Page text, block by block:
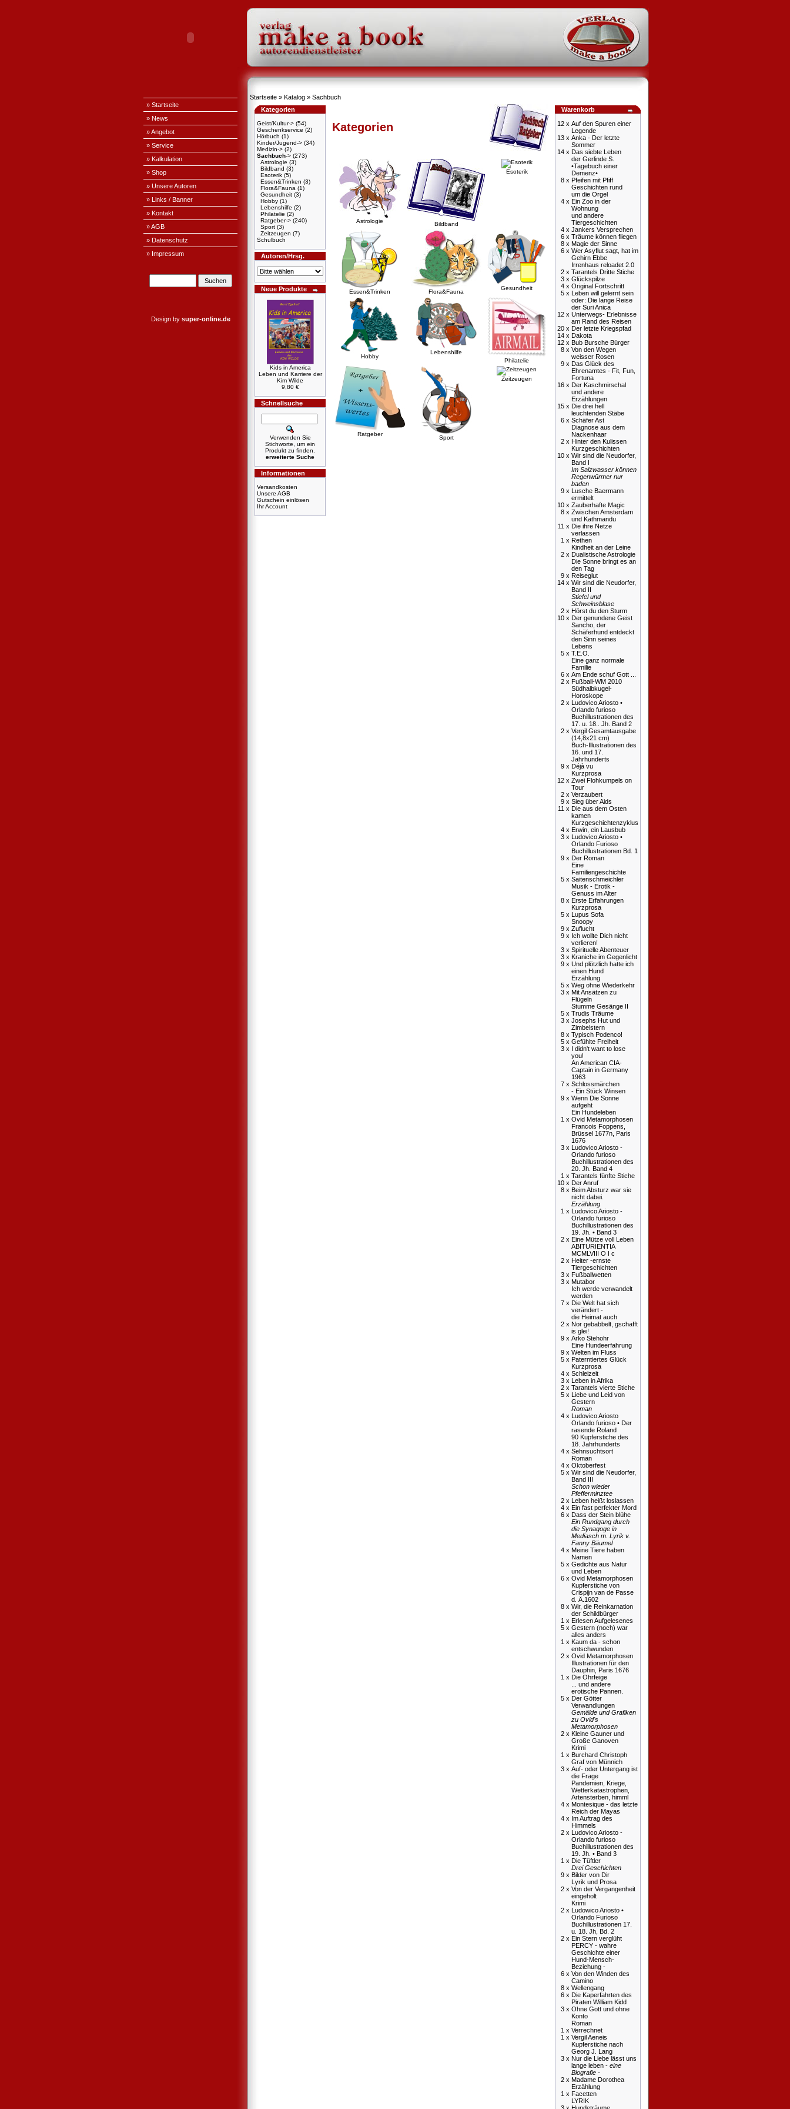
» Startseite
» News
» Angebot
» Service
» Kalkulation
» Shop
» Unsere Autoren
» Links / Banner
» Kontakt
» AGB
» Datenschutz
» Impressum
Design by super-online.de
Startseite » Katalog » Sachbuch
Kategorien
Geist/Kultur-> (54)
Geschenkservice (2)
Hörbuch (1)
Kinder/Jugend-> (34)
Medizin-> (2)
Sachbuch-> (273)
Astrologie (3)
Bildband (3)
Esoterik (5)
Essen&Trinken (3)
Flora&Fauna (1)
Gesundheit (3)
Hobby (1)
Lebenshilfe (2)
Philatelie (2)
Ratgeber-> (240)
Sport (3)
Zeitzeugen (7)
Schulbuch
Autoren/Hrsg.
Neue Produkte
Kids in America
Leben und Karriere der
Kim Wilde
9,80 €
Schnellsuche
Verwenden Sie
Stichworte, um ein
Produkt zu finden.
erweiterte Suche
Informationen
Versandkosten
Unsere AGB
Gutschein einlösen
Ihr Account
Kategorien
Astrologie Bildband
Esoterik
Essen&Trinken Flora&Fauna
Gesundheit
Hobby
Lebenshilfe
Philatelie
Ratgeber
Sport
Zeitzeugen
Warenkorb
12 x Auf den Spuren einer
Legende
13 x Anka - Der letzte
Sommer
14 x Das siebte Leben
der Gerlinde S.
•Tagebuch einer
Demenz•
8 x Pfeifen mit Pfiff
Geschichten rund
um die Orgel
4 x Ein Zoo in der
Wohnung
und andere
Tiergeschichten
4 x Jankers Versprechen
6 x Träume können fliegen
8 x Magie der Sinne
6 x Wer Asyflut sagt, hat im
Gehirn Ebbe
Irrenhaus reloadet 2.0
2 x Tarantels Dritte Stiche
3 x Glückspilze
4 x Original Fortschritt
5 x Leben will gelernt sein
oder: Die lange Reise
der Suri Anica
12 x Unterwegs- Erlebnisse
am Rand des Reisen
20 x Der letzte Kriegspfad
14 x Dakota
12 x Bub Bursche Bürger
8 x Von den Wegen
weisser Rosen
9 x Das Glück des
Ehrenamtes - Fit, Fun,
Fortuna
16 x Der Kaschmirschal
und andere
Erzählungen
15 x Die drei hell
leuchtenden Stäbe
6 x Schäfer Ast
Diagnose aus dem
Nackenhaar
2 x Hinter den Kulissen
Kurzgeschichten
10 x Wir sind die Neudorfer,
Band I
Im Salzwasser können
Regenwürmer nur
baden
9 x Lusche Baermann
ermittelt
10 x Zauberhafte Magic
8 x Zwischen Amsterdam
und Kathmandu
11 x Die ihre Netze
verlassen
1 x Rethen
Kindheit an der Leine
2 x Dualistische Astrologie
Die Sonne bringt es an
den Tag
9 x Reiseglut
14 x Wir sind die Neudorfer,
Band II
Stiefel und
Schweinsblase
2 x Hörst du den Sturm
10 x Der genundene Geist
Sancho, der
Schäferhund entdeckt
den Sinn seines
Lebens
5 x T.E.O.
Eine ganz normale
Familie
6 x Am Ende schuf Gott ...
2 x Fußball-WM 2010
Südhalbkugel-
Horoskope
2 x Ludovico Ariosto •
Orlando furioso
Buchillustrationen des
17. u. 18.. Jh. Band 2
2 x Vergil Gesamtausgabe
(14,8x21 cm)
Buch-Illustrationen des
16. und 17.
Jahrhunderts
9 x Déjà vu
Kurzprosa
12 x Zwei Flohkumpels on
Tour
2 x Verzaubert
9 x Sieg über Aids
11 x Die aus dem Osten
kamen
Kurzgeschichtenzyklus
4 x Erwin, ein Lausbub
3 x Ludovico Ariosto •
Orlando Furioso
Buchillustrationen Bd. 1
9 x Der Roman
Eine
Familiengeschichte
5 x Saitenschmeichler
Musik - Erotik -
Genuss im Alter
8 x Erste Erfahrungen
Kurzprosa
5 x Lupus Sofa
Snoopy
9 x Zuflucht
9 x Ich wollte Dich nicht
verlieren!
3 x Spirituelle Abenteuer
3 x Kraniche im Gegenlicht
9 x Und plötzlich hatte ich
einen Hund
Erzählung
5 x Weg ohne Wiederkehr
3 x Mit Ansätzen zu
Flügeln
Stumme Gesänge II
5 x Trudis Träume
3 x Josephs Hut und
Zimbelstern
8 x Typisch Podenco!
5 x Gefühlte Freiheit
3 x I didn't want to lose
you!
An American CIA-
Captain in Germany
1963
7 x Schlossmärchen
- Ein Stück Winsen
9 x Wenn Die Sonne
aufgeht
Ein Hundeleben
1 x Ovid Metamorphosen
Francois Foppens,
Brüssel 1677n, Paris
1676
3 x Ludovico Ariosto -
Orlando furioso
Buchillustrationen des
20. Jh. Band 4
1 x Tarantels fünfte Stiche
10 x Der Anruf
8 x Beim Absturz war sie
nicht dabei.
Erzählung
1 x Ludovico Ariosto -
Orlando furioso
Buchillustrationen des
19. Jh. • Band 3
2 x Eine Mütze voll Leben
ABITURIENTIA
MCMLVIII O I c
2 x Heiter -ernste
Tiergeschichten
3 x Fußballwetten
3 x Mutabor
Ich werde verwandelt
werden
7 x Die Welt hat sich
verändert -
die Heimat auch
2 x Nor gebabbelt, gschafft
is glei!
9 x Arko Stehohr
Eine Hundeerfahrung
9 x Welten im Fluss
5 x Paterntiertes Glück
Kurzprosa
4 x Schleizeit
3 x Leben in Afrika
2 x Tarantels vierte Stiche
5 x Liebe und Leid von
Gestern
Roman
4 x Ludovico Ariosto
Orlando furioso • Der
rasende Roland
90 Kupferstiche des
18. Jahrhunderts
4 x Sehnsuchtsort
Roman
4 x Oktoberfest
5 x Wir sind die Neudorfer,
Band III
Schon wieder
Pfefferminztee
2 x Leben heißt loslassen
4 x Ein fast perfekter Mord
6 x Dass der Stein blühe
Ein Rundgang durch
die Synagoge in
Mediasch m. Lyrik v.
Fanny Bäumel
4 x Meine Tiere haben
Namen
5 x Gedichte aus Natur
und Leben
6 x Ovid Metamorphosen
Kupferstiche von
Crispijn van de Passe
d. Ä.1602
8 x Wir, die Reinkarnation
der Schildbürger
1 x Erlesen Aufgelesenes
5 x Gestern (noch) war
alles anders
1 x Kaum da - schon
entschwunden
2 x Ovid Metamorphosen
Illustrationen für den
Dauphin, Paris 1676
1 x Die Ohrfeige
... und andere
erotische Pannen.
5 x Der Götter
Verwandlungen
Gemälde und Grafiken
zu Ovid's
Metamorphosen
2 x Kleine Gauner und
Große Ganoven
Krimi
1 x Burchard Christoph
Graf von Münnich
3 x Auf- oder Untergang ist
die Frage
Pandemien, Kriege,
Wetterkatastrophen,
Artensterben, himml
4 x Montesique - das letzte
Reich der Mayas
4 x Im Auftrag des
Himmels
2 x Ludovico Ariosto -
Orlando furioso
Buchillustrationen des
19. Jh. • Band 3
1 x Die Tüftler
Drei Geschichten
9 x Bilder von Dir
Lyrik und Prosa
2 x Von der Vergangenheit
eingeholt
Krimi
2 x Ludowico Ariosto •
Orlando Furioso
Buchillustrationen 17.
u. 18. Jh, Bd. 2
2 x Ein Stern verglüht
PERCY - wahre
Geschichte einer
Hund-Mensch-
Beziehung -
6 x Von den Winden des
Camino
8 x Wellengang
6 x Die Kaperfahrten des
Piraten William Kidd
3 x Ohne Gott und ohne
Konto
Roman
1 x Verrechnet
1 x Vergil Aeneis
Kupferstiche nach
Georg J. Lang
3 x Nur die Liebe lässt uns
lange leben - eine
Biografie -
2 x Madame Dorothea
Erzählung
1 x Facetten
LYRIK